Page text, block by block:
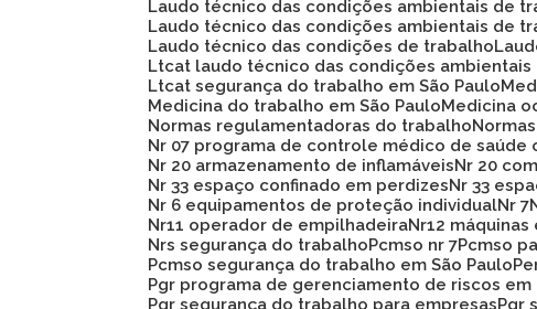
Laudo técnico das condições ambientais de
Laudo técnico das condições ambientais de
Laudo técnico das condições de trabalho
Ltcat laudo técnico das condições
Ltcat segurança do trabalho em São Paulo
Medicina do trabalho em São Paulo
Medicina
Normas regulamentadoras do trabalho
Nr 07 programa de controle médico de saúde
Nr 20 armazenamento de inflamáveis
Nr 20
Nr 33 espaço confinado em perdizes
Nr 33
Nr 6 equipamentos de proteção individual
Nr 7
Nr11 operador de empilhadeira
Nr12
Nrs segurança do trabalho
Pcmso nr 7 Pcmso
Pcmso segurança do trabalho em São Paulo
Pgr programa de gerenciamento de riscos
Pgr segurança do trabalho para empresas